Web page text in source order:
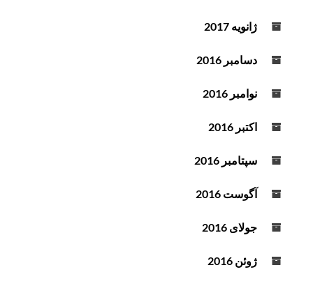
ژانویه 2017
دسامبر 2016
نوامبر 2016
اکتبر 2016
سپتامبر 2016
آگوست 2016
جولای 2016
ژوئن 2016